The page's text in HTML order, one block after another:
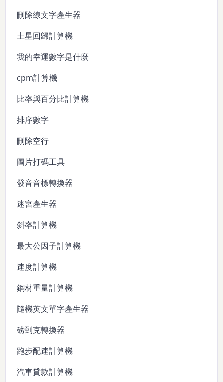
刪除線文字產生器
土星回歸計算機
我的幸運數字是什麼
cpm計算機
比率與百分比計算機
排序數字
刪除空行
圖片打碼工具
發音音標轉換器
迷宮產生器
斜率計算機
最大公因子計算機
速度計算機
鋼材重量計算機
隨機英文單字產生器
磅到克轉換器
跑步配速計算機
汽車貸款計算機